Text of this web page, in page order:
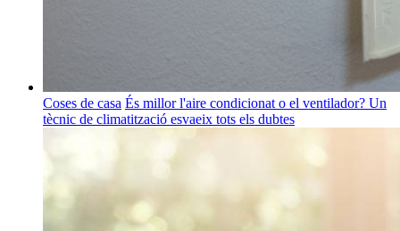
Coses de casa És millor l'aire condicionat o el ventilador? Un
tècnic de climatització esvaeix tots els dubtes